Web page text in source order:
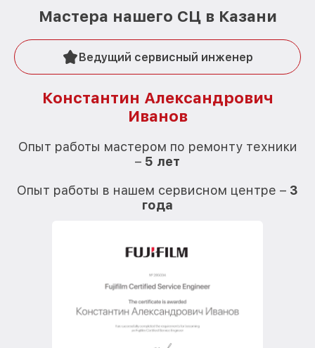
Мастера нашего СЦ в Казани
Ведущий сервисный инженер
Константин Александрович
Иванов
Опыт работы мастером по ремонту техники
– 5 лет
Опыт работы в нашем сервисном центре – 3
года